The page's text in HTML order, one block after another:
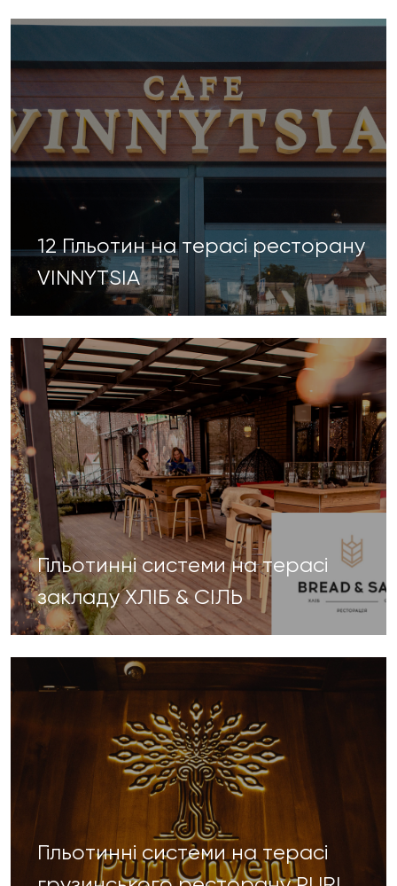
12 Гільотин на терасі ресторану
VINNYTSIA
Гільотинні системи на терасі
закладу ХЛІБ & СІЛЬ
Гільотинні системи на терасі